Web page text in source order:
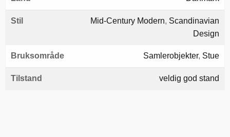
Stil Mid-Century Modern, Scandinavian
Design
Bruksområde Samlerobjekter, Stue
Tilstand veldig god stand